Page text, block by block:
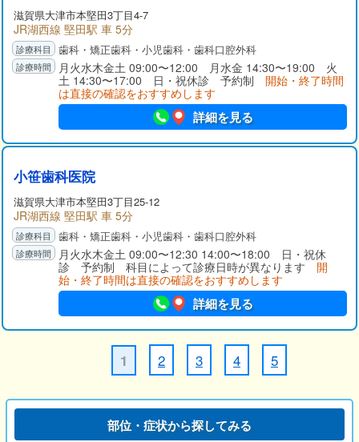
滋賀県大津市本堅田3丁目4-7
JR湖西線 堅田駅 車 5分
歯科・矯正歯科・小児歯科・歯科口腔外科
月火水木金土 09:00〜12:00 月水金 14:30〜19:00 火
土 14:30〜17:00 日・祝休診 予約制 開始・終了時間
は直接の確認をおすすめします
詳細を見る
小笹歯科医院
滋賀県大津市本堅田3丁目25-12
JR湖西線 堅田駅 車 5分
歯科・矯正歯科・小児歯科・歯科口腔外科
月火水木金土 09:00〜12:30 14:00〜18:00 日・祝休
診 予約制 科目によって診療日時が異なります 開
始・終了時間は直接の確認をおすすめします
詳細を見る
1 2 3 4 5
部位・症状から探してみる